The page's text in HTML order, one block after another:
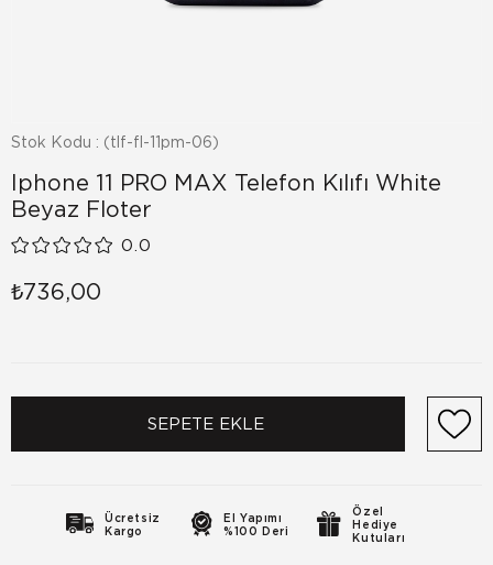
Stok Kodu (tlf-fl-11pm-06)
Iphone 11 PRO MAX Telefon Kılıfı White
Beyaz Floter
0.0
₺736,00
Ücretsiz
Kargo
El Yapımı
%100 Deri
Özel
Hediye
Kutuları